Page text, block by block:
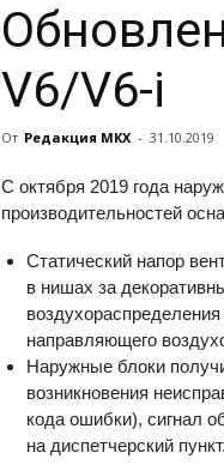
V6/V6-i
От Редакция МКХ - 31.10.2019
С октября 2019 года
производительностей
Статический напор
в нишах за
направляющего
Наружные блоки
возникновения
кода ошибки), сигнал
на диспетчерский пункт.